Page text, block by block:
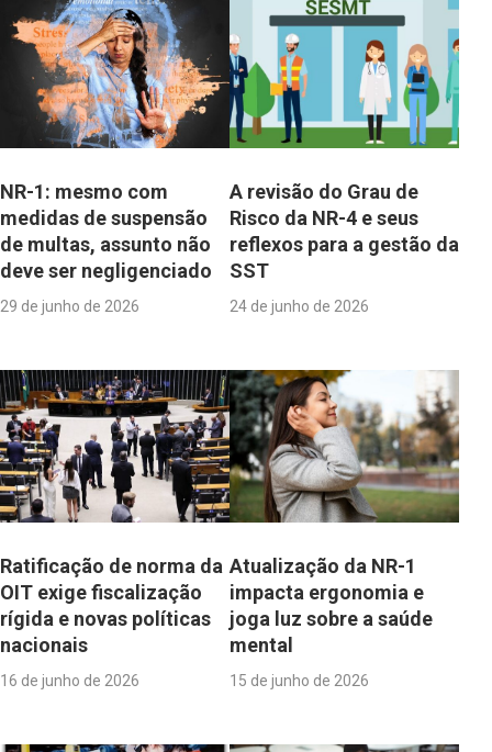
NR-1: mesmo com
medidas de suspensão
de multas, assunto não
deve ser negligenciado
29 de junho de 2026
A revisão do Grau de
Risco da NR-4 e seus
reflexos para a gestão da
SST
24 de junho de 2026
Ratificação de norma da
OIT exige fiscalização
rígida e novas políticas
nacionais
16 de junho de 2026
Atualização da NR-1
impacta ergonomia e
joga luz sobre a saúde
mental
15 de junho de 2026